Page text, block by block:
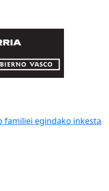
familiei egindako inkesta